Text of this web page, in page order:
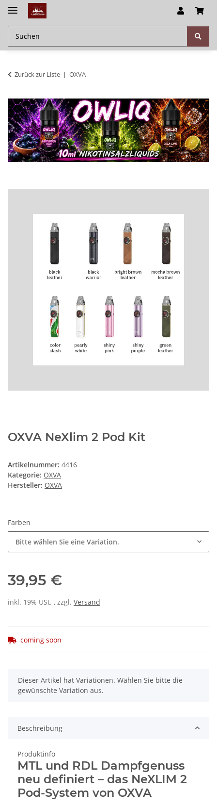
Zurück zur Liste OXVA
OXVA NeXlim 2 Pod Kit
Artikelnummer: 4416
Kategorie: OXVA
Hersteller: OXVA
Farben
Bitte wählen Sie eine Variation.
39,95 €
inkl. 19% USt. , zzgl. Versand
coming soon
x
Dieser Artikel hat Variationen. Wählen Sie bitte die
gewünschte Variation aus.
Beschreibung
Produktinfo
MTL und RDL Dampfgenuss
neu definiert – das NeXLIM 2
Pod-System von OXVA